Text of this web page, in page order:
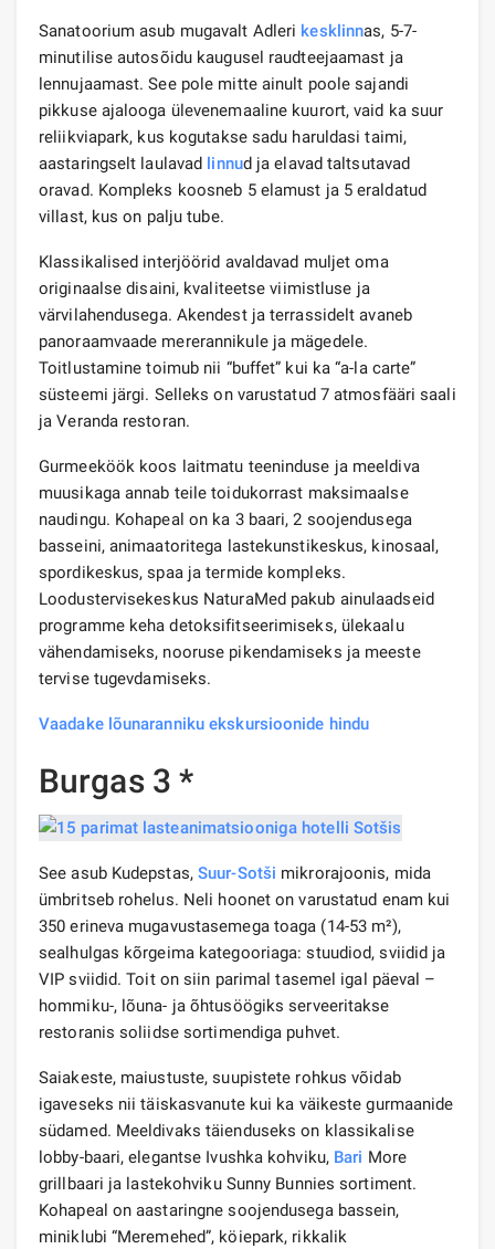
Sanatoorium asub mugavalt Adleri kesklinnas, 5-7-
minutilise autosõidu kaugusel raudteejaamast ja
lennujaamast. See pole mitte ainult poole sajandi
pikkuse ajalooga ülevenemaaline kuurort, vaid ka suur
reliikviapark, kus kogutakse sadu haruldasi taimi,
aastaringselt laulavad linnud ja elavad taltsutavad
oravad. Kompleks koosneb 5 elamust ja 5 eraldatud
villast, kus on palju tube.
Klassikalised interjöörid avaldavad muljet oma
originaalse disaini, kvaliteetse viimistluse ja
värvilahendusega. Akendest ja terrassidelt avaneb
panoraamvaade mererannikule ja mägedele.
Toitlustamine toimub nii “buffet” kui ka “a-la carte”
süsteemi järgi. Selleks on varustatud 7 atmosfääri saali
ja Veranda restoran.
Gurmeeköök koos laitmatu teeninduse ja meeldiva
muusikaga annab teile toidukorrast maksimaalse
naudingu. Kohapeal on ka 3 baari, 2 soojendusega
basseini, animaatoritega lastekunstikeskus, kinosaal,
spordikeskus, spaa ja termide kompleks.
Loodustervisekeskus NaturaMed pakub ainulaadseid
programme keha detoksifitseerimiseks, ülekaalu
vähendamiseks, nooruse pikendamiseks ja meeste
tervise tugevdamiseks.
Vaadake lõunaranniku ekskursioonide hindu
Burgas 3 *
See asub Kudepstas, Suur-Sotši mikrorajoonis, mida
ümbritseb rohelus. Neli hoonet on varustatud enam kui
350 erineva mugavustasemega toaga (14-53 m²),
sealhulgas kõrgeima kategooriaga: stuudiod, sviidid ja
VIP sviidid. Toit on siin parimal tasemel igal päeval –
hommiku-, lõuna- ja õhtusöögiks serveeritakse
restoranis soliidse sortimendiga puhvet.
Saiakeste, maiustuste, suupistete rohkus võidab
igaveseks nii täiskasvanute kui ka väikeste gurmaanide
südamed. Meeldivaks täienduseks on klassikalise
lobby-baari, elegantse Ivushka kohviku, Bari More
grillbaari ja lastekohviku Sunny Bunnies sortiment.
Kohapeal on aastaringne soojendusega bassein,
miniklubi “Meremehed”, köiepark, rikkalik